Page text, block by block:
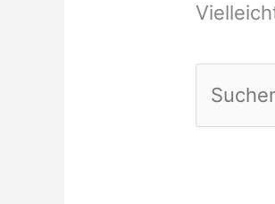
nach: